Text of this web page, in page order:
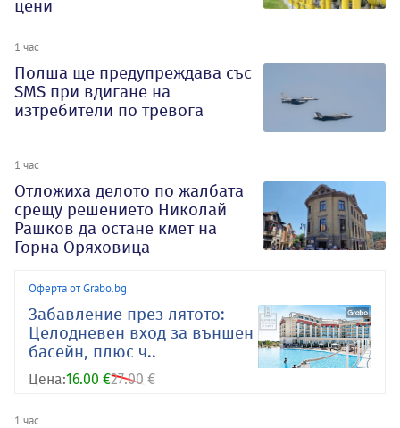
цени
1 час
Полша ще предупреждава със
SMS при вдигане на
изтребители по тревога
1 час
Отложиха делото по жалбата
срещу решението Николай
Рашков да остане кмет на
Горна Оряховица
Оферта от Grabo.bg
Забавление през лятото:
Целодневен вход за външен
басейн, плюс ч..
Цена:16.00 €27.00 €
1 час